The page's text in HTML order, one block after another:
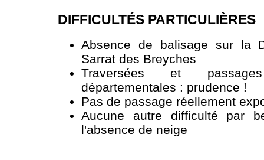
DIFFICULTÉS PARTICULIÈRES
Absence de balisage sur la
Sarrat des Breyches
Traversées et
départementales : prudence !
Pas de passage réellement
Aucune autre difficulté par
l'absence de neige